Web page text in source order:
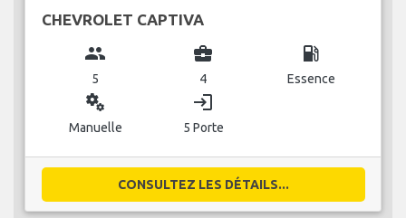
CHEVROLET CAPTIVA
group
5
business_center
4
local_gas_station
Essence
miscellaneous_services
Manuelle
login
5 Porte
CONSULTEZ LES DÉTAILS...